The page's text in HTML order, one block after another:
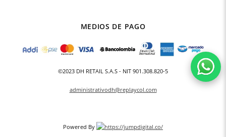
MEDIOS DE PAGO
©2023 DH RETAIL S.A.S - NIT 901.308.820-5
administrativodh@replaycol.com
Powered By